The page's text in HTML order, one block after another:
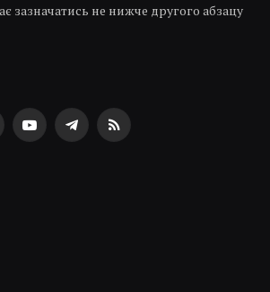
зазначатись не нижче другого абзацу
YouTubeTelegramRSS